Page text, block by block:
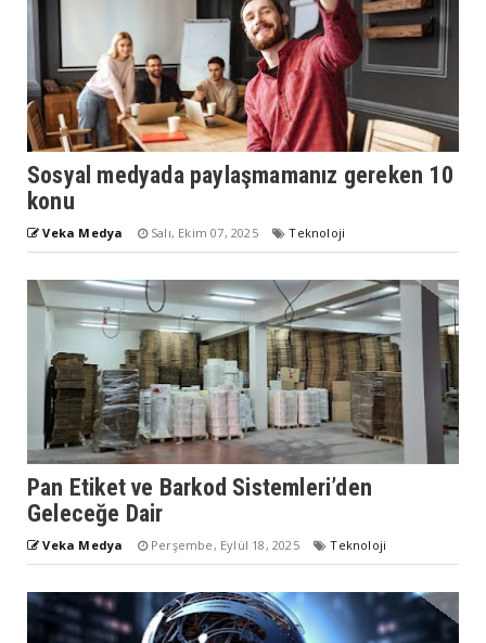
Sosyal medyada paylaşmamanız gereken 10
konu
Veka Medya Salı, Ekim 07, 2025 Teknoloji
Pan Etiket ve Barkod Sistemleri’den
Geleceğe Dair
Veka Medya Perşembe, Eylül 18, 2025 Teknoloji